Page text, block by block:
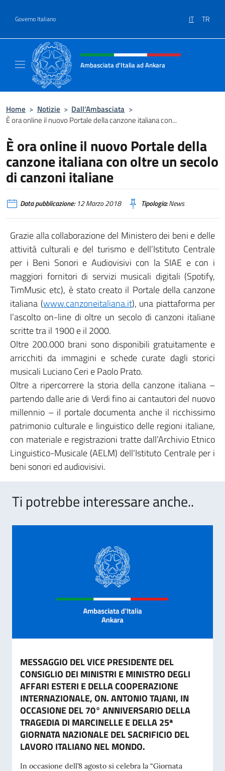
Governo Italiano IT TR
Intestazione sito, social e menù
Ambasciata d'Italia ad Ankara
Home > Notizie > Dall’Ambasciata >
È ora online il nuovo Portale della canzone italiana con...
È ora online il nuovo Portale della
canzone italiana con oltre un secolo
di canzoni italiane
Data pubblicazione:12 Marzo 2018 Tipologia:News
Grazie alla collaborazione del Ministero dei beni e delle
attività culturali e del turismo e dell’Istituto Centrale
per i Beni Sonori e Audiovisivi con la SIAE e con i
maggiori fornitori di servizi musicali digitali (Spotify,
TimMusic etc), è stato creato il Portale della canzone
italiana (www.canzoneitaliana.it), una piattaforma per
l’ascolto on-line di oltre un secolo di canzoni italiane
scritte tra il 1900 e il 2000.
Oltre 200.000 brani sono disponibili gratuitamente e
arricchiti da immagini e schede curate dagli storici
musicali Luciano Ceri e Paolo Prato.
Oltre a ripercorrere la storia della canzone italiana –
partendo dalle arie di Verdi fino ai cantautori del nuovo
millennio – il portale documenta anche il ricchissimo
patrimonio culturale e linguistico delle regioni italiane,
con materiale e registrazioni tratte dall’Archivio Etnico
Linguistico-Musicale (AELM) dell’Istituto Centrale per i
beni sonori ed audiovisivi.
Ti potrebbe interessare anche..
MESSAGGIO DEL VICE PRESIDENTE DEL
CONSIGLIO DEI MINISTRI E MINISTRO DEGLI
AFFARI ESTERI E DELLA COOPERAZIONE
INTERNAZIONALE, ON. ANTONIO TAJANI, IN
OCCASIONE DEL 70° ANNIVERSARIO DELLA
TRAGEDIA DI MARCINELLE E DELLA 25ª
GIORNATA NAZIONALE DEL SACRIFICIO DEL
LAVORO ITALIANO NEL MONDO.
In occasione dell’8 agosto si celebra la “Giornata